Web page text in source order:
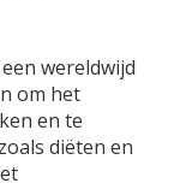
wereldwijd
om het
en te
diëten en